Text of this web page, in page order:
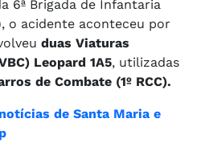
6ª Brigada de Infantaria
o acidente aconteceu por
duas Viaturas
Leopard 1A5, utilizadas
de Combate (1º RCC).
de Santa Maria e